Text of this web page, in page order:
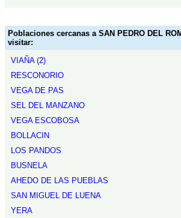
Poblaciones cercanas a SAN PEDRO DEL
visitar:
VIAÑA (2)
RESCONORIO
VEGA DE PAS
SEL DEL MANZANO
VEGA ESCOBOSA
BOLLACIN
LOS PANDOS
BUSNELA
AHEDO DE LAS PUEBLAS
SAN MIGUEL DE LUENA
YERA